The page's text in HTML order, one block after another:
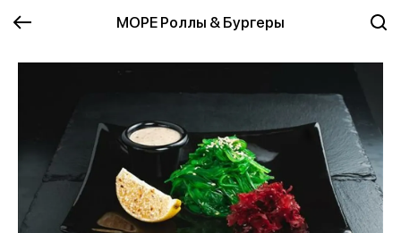
МОРЕ Роллы & Бургеры